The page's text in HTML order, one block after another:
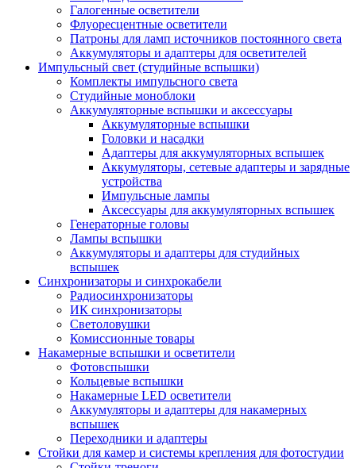
Галогенные осветители
Флуоресцентные осветители
Патроны для ламп источников постоянного света
Аккумуляторы и адаптеры для осветителей
Импульсный свет (студийные вспышки)
Комплекты импульсного света
Студийные моноблоки
Аккумуляторные вспышки и аксессуары
Аккумуляторные вспышки
Головки и насадки
Адаптеры для аккумуляторных вспышек
Аккумуляторы, сетевые адаптеры и зарядные
устройства
Импульсные лампы
Аксессуары для аккумуляторных вспышек
Генераторные головы
Лампы вспышки
Аккумуляторы и адаптеры для студийных
вспышек
Синхронизаторы и синхрокабели
Радиосинхронизаторы
ИК синхронизаторы
Светоловушки
Комиссионные товары
Накамерные вспышки и осветители
Фотовспышки
Кольцевые вспышки
Накамерные LED осветители
Аккумуляторы и адаптеры для накамерных
вспышек
Переходники и адаптеры
Стойки для камер и системы крепления для фотостудии